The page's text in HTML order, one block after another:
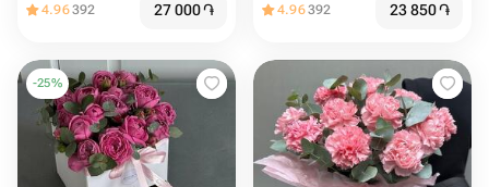
4.96392 27 000֏ 4.96392 23 850֏
-25%